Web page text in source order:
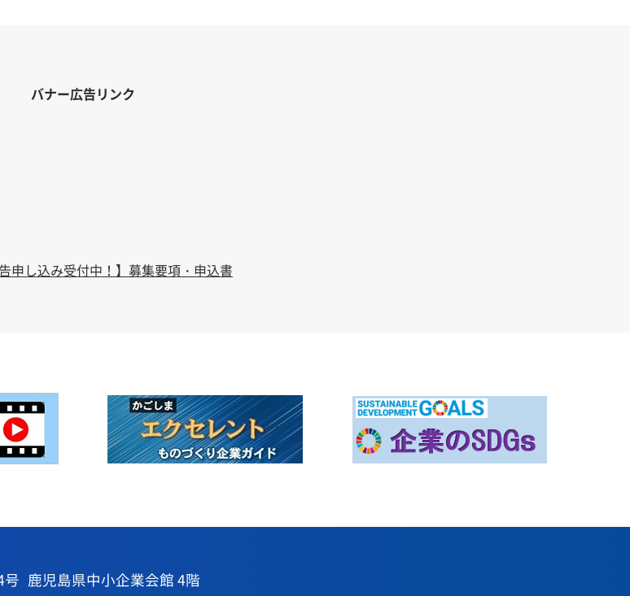
バナー広告リンク
申し込み受付中！】募集要項・申込書
号 鹿児島県中小企業会館 4階